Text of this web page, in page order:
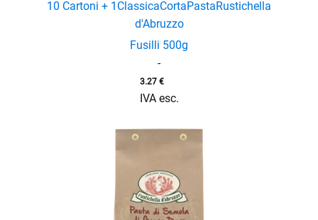
10 Cartoni + 1 ClassicaCortaPastaRustichella
d'Abruzzo
Fusilli 500g
-
3.27 €
IVA esc.